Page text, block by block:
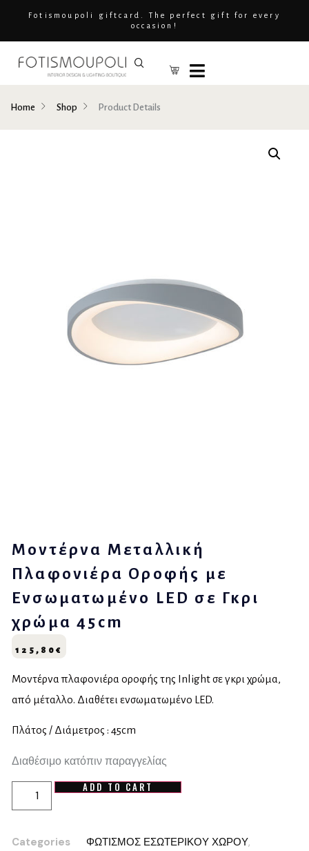
Fotismoupoli giftcard. The perfect gift for every
occasion!
Home Shop Product Details
Μοντέρνα Μεταλλική
Πλαφονιέρα Οροφής με
Ενσωματωμένο LED σε Γκρι
χρώμα 45cm
125,80€
Μοντέρνα πλαφονιέρα οροφής της Inlight σε γκρι χρώμα,
από μέταλλο. Διαθέτει ενσωματωμένο LED.
Πλάτος / Διάμετρος : 45cm
Διαθέσιμο κατόπιν παραγγελίας
ADD TO CART
Categories ΦΩΤΙΣΜΟΣ ΕΣΩΤΕΡΙΚΟΥ ΧΩΡΟΥ,